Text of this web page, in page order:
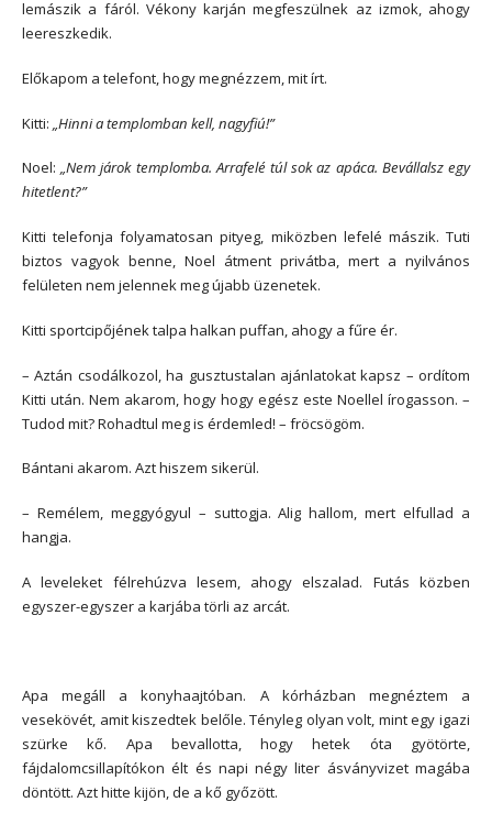
lemászik a fáról. Vékony karján megfeszülnek az izmok, ahogy
leereszkedik.
Előkapom a telefont, hogy megnézzem, mit írt.
Kitti: „Hinni a templomban kell, nagyfiú!”
Noel:„Nem járok templomba. Arrafelé túl sok az apáca. Bevállalsz egy
hitetlent?”
Kitti telefonja folyamatosan pityeg, miközben lefelé mászik. Tuti
biztos vagyok benne, Noel átment privátba, mert a nyilvános
felületen nem jelennek meg újabb üzenetek.
Kitti sportcipőjének talpa halkan puffan, ahogy a fűre ér.
– Aztán csodálkozol, ha gusztustalan ajánlatokat kapsz – ordítom
Kitti után. Nem akarom, hogy hogy egész este Noellel írogasson. –
Tudod mit? Rohadtul meg is érdemled! – fröcsögöm.
Bántani akarom. Azt hiszem sikerül.
– Remélem, meggyógyul – suttogja. Alig hallom, mert elfullad a
hangja.
A leveleket félrehúzva lesem, ahogy elszalad. Futás közben
egyszer-egyszer a karjába törli az arcát.
Apa megáll a konyhaajtóban. A kórházban megnéztem a
vesekövét, amit kiszedtek belőle. Tényleg olyan volt, mint egy igazi
szürke kő. Apa bevallotta, hogy hetek óta gyötörte,
fájdalomcsillapítókon élt és napi négy liter ásványvizet magába
döntött. Azt hitte kijön, de a kő győzött.